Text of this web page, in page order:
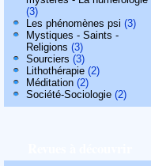
(3)
Les phénomènes psi (3)
Mystiques - Saints -
Religions (3)
Sourciers (3)
Lithothérapie (2)
Méditation (2)
Société-Sociologie (2)